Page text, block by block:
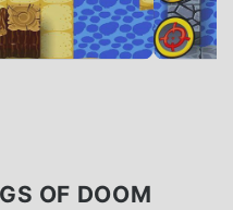
OF DOOM